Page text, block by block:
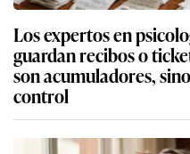
Los expertos en
guardan recibos o
son acumuladores,
control